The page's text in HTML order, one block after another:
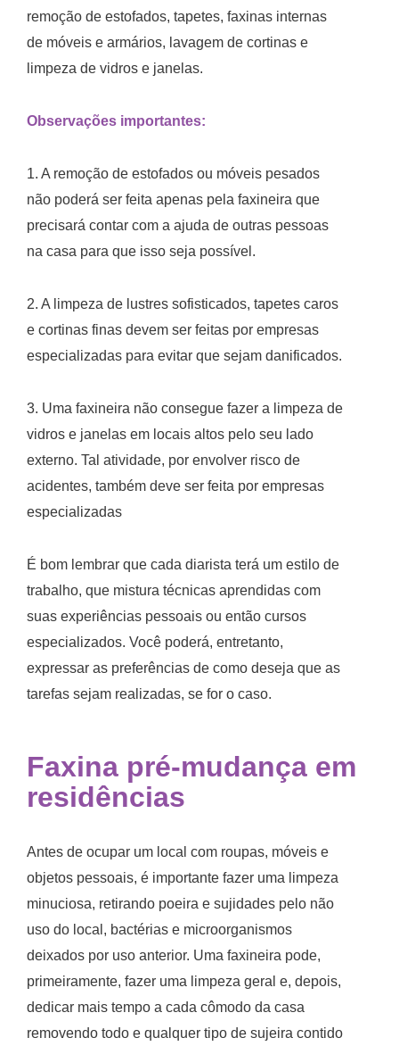
remoção de estofados, tapetes, faxinas internas
de móveis e armários, lavagem de cortinas e
limpeza de vidros e janelas.
Observações importantes:
1. A remoção de estofados ou móveis pesados
não poderá ser feita apenas pela faxineira que
precisará contar com a ajuda de outras pessoas
na casa para que isso seja possível.
2. A limpeza de lustres sofisticados, tapetes caros
e cortinas finas devem ser feitas por empresas
especializadas para evitar que sejam danificados.
3. Uma faxineira não consegue fazer a limpeza de
vidros e janelas em locais altos pelo seu lado
externo. Tal atividade, por envolver risco de
acidentes, também deve ser feita por empresas
especializadas
É bom lembrar que cada diarista terá um estilo de
trabalho, que mistura técnicas aprendidas com
suas experiências pessoais ou então cursos
especializados. Você poderá, entretanto,
expressar as preferências de como deseja que as
tarefas sejam realizadas, se for o caso.
Faxina pré-mudança em
residências
Antes de ocupar um local com roupas, móveis e
objetos pessoais, é importante fazer uma limpeza
minuciosa, retirando poeira e sujidades pelo não
uso do local, bactérias e microorganismos
deixados por uso anterior. Uma faxineira pode,
primeiramente, fazer uma limpeza geral e, depois,
dedicar mais tempo a cada cômodo da casa
removendo todo e qualquer tipo de sujeira contido